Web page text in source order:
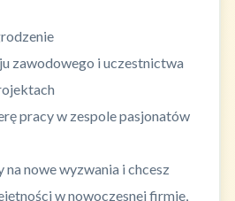
zawodowego i uczestnictwa
pracy w zespole pasjonatów
na nowe wyzwania i chcesz
w nowoczesnej firmie,